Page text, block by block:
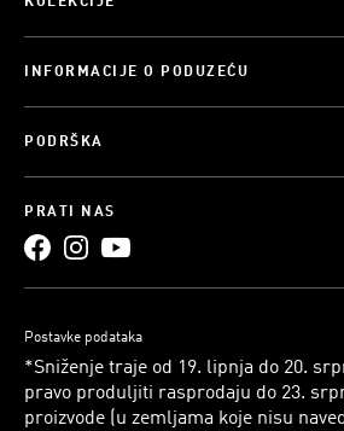
INFORMACIJE O PODUZEĆU
PODRŠKA
PRATI NAS
Postavke podataka
*Sniženje traje od 19. lipnja do 20.
pravo produljiti rasprodaju do 23.
proizvode (u zemljama koje nisu